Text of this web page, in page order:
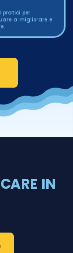
pratici per
a migliorare e
IN